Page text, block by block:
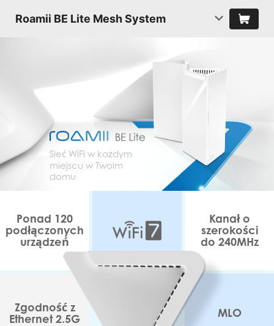
Roamii BE Lite Mesh System
Sieć WiFi w każdym
miejscu w Twoim
domu
Ponad 120
podłączonych
urządzeń
Kanał o
szerokości
do 240MHz
Zgodność z
Ethernet 2.5G
MLO